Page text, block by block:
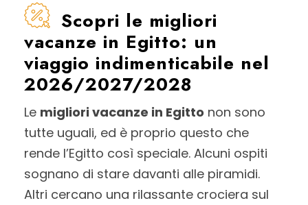
Scopri le migliori
vacanze in Egitto: un
viaggio indimenticabile nel
2026/2027/2028
Le migliori vacanze in Egitto non sono
tutte uguali, ed è proprio questo che
rende l’Egitto così speciale. Alcuni ospiti
sognano di stare davanti alle piramidi.
Altri cercano una rilassante crociera sul